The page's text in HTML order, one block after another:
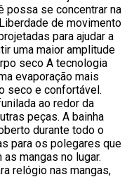
possa se concentrar na
de movimento
para ajudar a
uma maior amplitude
seco A tecnologia
evaporação mais
seco e confortável.
ao redor da
peças. A bainha
durante todo o
para os polegares que
mangas no lugar.
relógio nas mangas,